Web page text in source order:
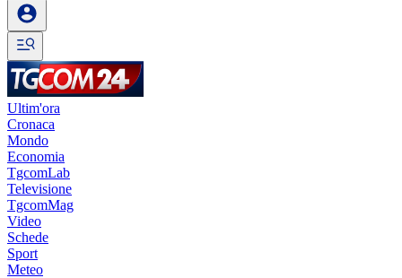
Ultim'ora
Cronaca
Mondo
Economia
TgcomLab
Televisione
TgcomMag
Video
Schede
Sport
Meteo